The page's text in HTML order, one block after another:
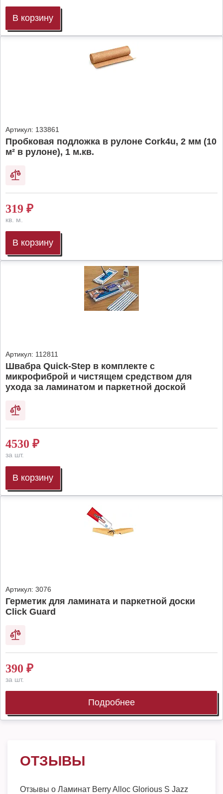
В корзину
Артикул: 133861
Пробковая подложка в рулоне Cork4u, 2 мм (10
м² в рулоне), 1 м.кв.
319 ₽
кв. м.
В корзину
Артикул: 112811
Швабра Quick-Step в комплекте с
микрофиброй и чистящем средством для
ухода за ламинатом и паркетной доской
4530 ₽
за шт.
В корзину
Артикул: 3076
Герметик для ламината и паркетной доски
Click Guard
390 ₽
за шт.
Подробнее
ОТЗЫВЫ
Отзывы о Ламинат Berry Alloc Glorious S Jazz